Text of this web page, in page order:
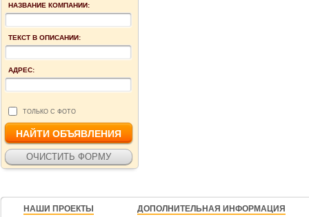
НАЗВАНИЕ КОМПАНИИ:
ТЕКСТ В ОПИСАНИИ:
АДРЕС:
ТОЛЬКО С ФОТО
НАШИ ПРОЕКТЫ
ДОПОЛНИТЕЛЬНАЯ ИНФОРМАЦИЯ